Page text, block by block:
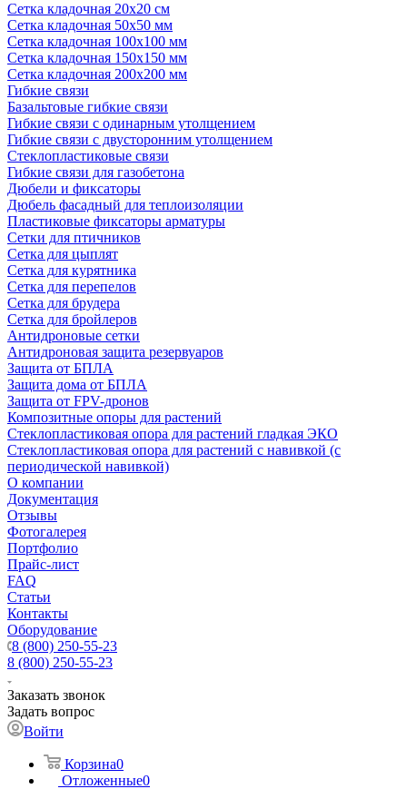
Сетка кладочная 20x20 см
Сетка кладочная 50x50 мм
Сетка кладочная 100x100 мм
Сетка кладочная 150x150 мм
Сетка кладочная 200x200 мм
Гибкие связи
Базальтовые гибкие связи
Гибкие связи с одинарным утолщением
Гибкие связи с двусторонним утолщением
Стеклопластиковые связи
Гибкие связи для газобетона
Дюбели и фиксаторы
Дюбель фасадный для теплоизоляции
Пластиковые фиксаторы арматуры
Сетки для птичников
Сетка для цыплят
Сетка для курятника
Сетка для перепелов
Сетка для брудера
Сетка для бройлеров
Антидроновые сетки
Антидроновая защита резервуаров
Защита от БПЛА
Защита дома от БПЛА
Защита от FPV-дронов
Композитные опоры для растений
Стеклопластиковая опора для растений гладкая ЭКО
Стеклопластиковая опора для растений с навивкой (с
периодической навивкой)
О компании
Документация
Отзывы
Фотогалерея
Портфолио
Прайс-лист
FAQ
Статьи
Контакты
Оборудование
8 (800) 250-55-23
8 (800) 250-55-23
Заказать звонок
Задать вопрос
Войти
Корзина0
Отложенные0